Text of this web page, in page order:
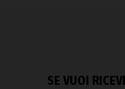
SE VUOI